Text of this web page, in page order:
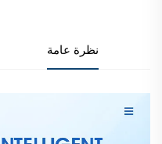
نظرة عامة